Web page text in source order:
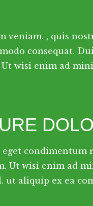
veniam. , quis
consequat.
wisi enim ad
condimentum
Ut wisi enim ad
aliquip ex ea